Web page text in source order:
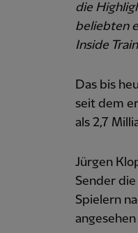
die
beliebten
Inside
Das bis
seit dem
als 2,7
Jürgen
Sender
Spielern
angesehen